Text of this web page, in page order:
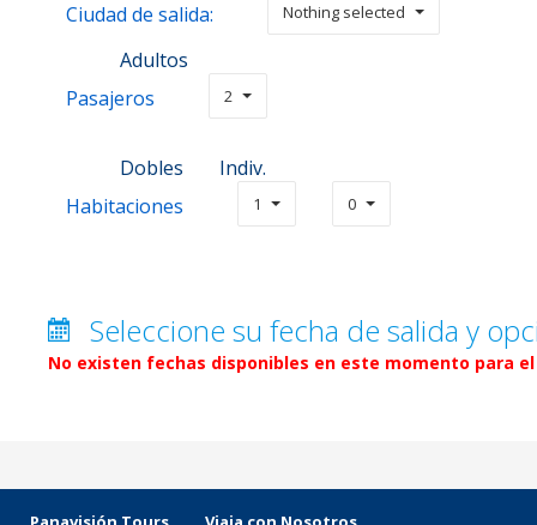
Ciudad de salida: Nothing selected
Adultos
Pasajeros
2
Dobles
Indiv.
Habitaciones
1 0
Seleccione su fecha de salida y
No existen fechas disponibles en este momento para